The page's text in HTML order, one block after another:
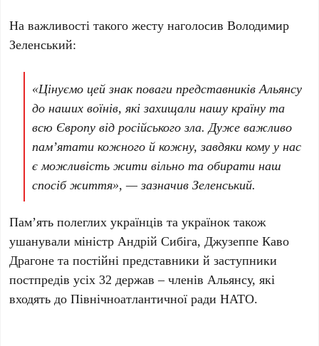
На важливості такого жесту наголосивВолодимир
Зеленський:
«Цінуємо цей знак поваги представників Альянсу
до наших воїнів, які захищали нашу країну та
всю Європу від російського зла. Дуже важливо
памʼятати кожного й кожну, завдяки кому у нас
є можливість жити вільно та обирати наш
спосіб життя», — зазначив Зеленський.
Памʼять полеглих українців та українок також
ушанували міністрАндрій Сибіга,Джузеппе Каво
Драгоне та постійні представники й заступники
постпредів усіх32 держав – членів Альянсу, які
входять до Північноатлантичної ради НАТО.